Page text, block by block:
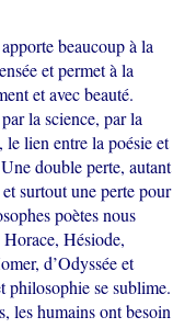
beaucoup à la
et permet à la
et avec beauté.
la science, par la
lien entre la poésie et
double perte, autant
surtout une perte pour
poètes nous
Hésiode,
d’Odyssée et
philosophie se sublime.
les humains ont besoin